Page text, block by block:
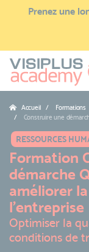
Prenez une
Accueil
Construire une
RESSOURCES
Formation
démarche
améliorer
l’entreprise
Optimiser la
conditions de